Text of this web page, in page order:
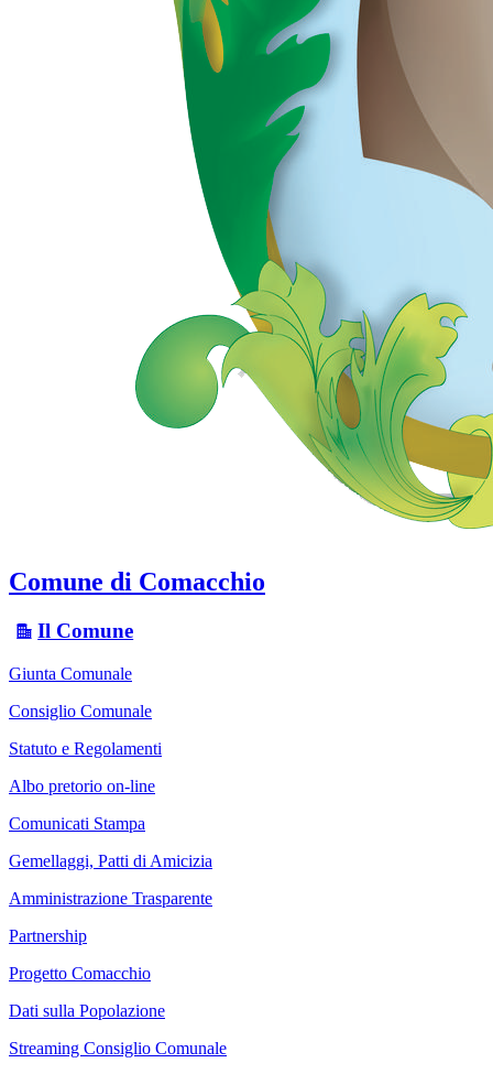
Comune di Comacchio
Il Comune
Giunta Comunale
Consiglio Comunale
Statuto e Regolamenti
Albo pretorio on-line
Comunicati Stampa
Gemellaggi, Patti di Amicizia
Amministrazione Trasparente
Partnership
Progetto Comacchio
Dati sulla Popolazione
Streaming Consiglio Comunale